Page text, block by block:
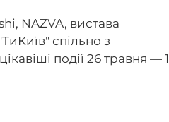
NAZVA, вистава
спільно з
події 26 травня — 1